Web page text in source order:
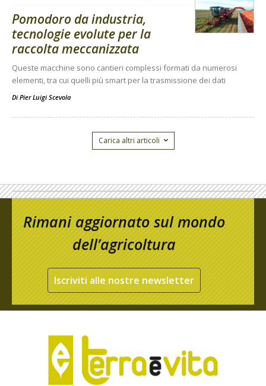
Pomodoro da industria,
tecnologie evolute per la
raccolta meccanizzata
Queste macchine sono cantieri complessi formati da numerosi
elementi, tra cui quelli più smart per la trasmissione dei dati
Di Pier Luigi Scevola
Carica altri articoli
Rimani aggiornato sul mondo
dell’agricoltura
Iscriviti alle nostre newsletter